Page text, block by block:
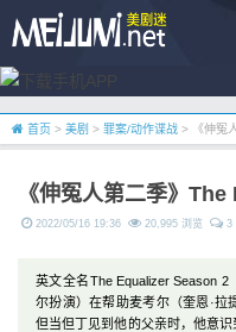
首页 > 美剧 > 罪案/动作谍战 > 《伸冤
《伸冤人第二季》
2022/05/16 19:36 20,995 浏览 3
英文全名The Equalizer Season 2
尔扮演）在帮助麦考尔（奎恩·拉
但当但丁见到他的父亲时，他意